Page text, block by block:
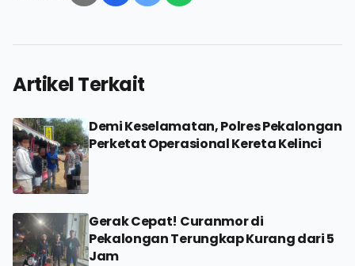
Artikel Terkait
Demi Keselamatan, Polres Pekalongan
Perketat Operasional Kereta Kelinci
Gerak Cepat! Curanmor di
Pekalongan Terungkap Kurang dari 5
Jam